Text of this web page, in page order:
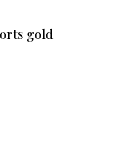
gold